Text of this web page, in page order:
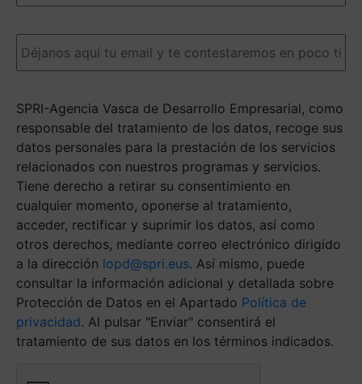
darte
una
ágil.
(Obligatorio)
Email (Obligatorio)
SPRI-Agencia Vasca de Desarrollo Empresarial, como
responsable del tratamiento de los datos, recoge sus
datos personales para la prestación de los servicios
relacionados con nuestros programas y servicios.
Tiene derecho a retirar su consentimiento en
cualquier momento, oponerse al tratamiento,
acceder, rectificar y suprimir los datos, así como
otros derechos, mediante correo electrónico dirigido
a la dirección lopd@spri.eus. Así mismo, puede
consultar la información adicional y detallada sobre
Protección de Datos en el Apartado Política de
privacidad. Al pulsar "Enviar" consentirá el
tratamiento de sus datos en los términos indicados.